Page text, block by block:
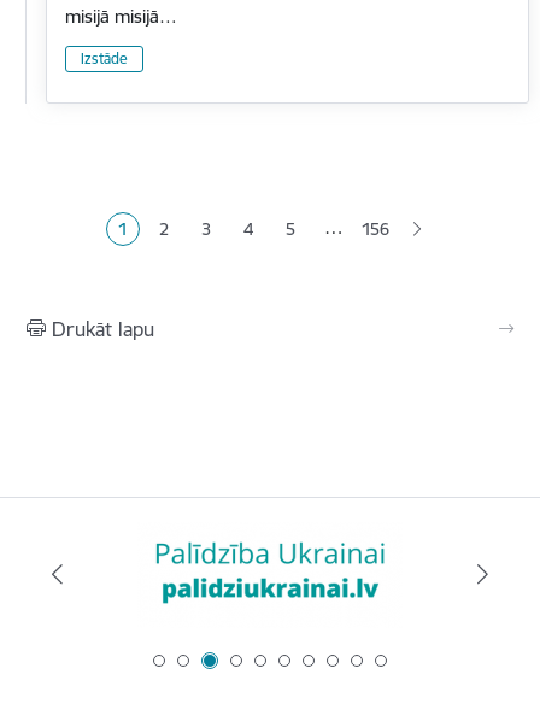
misijā misijā…
Izstāde
Pašreizējā lapa
1 Lapa
2 Lapa
3 Lapa
4 Lapa
5 … 156
Drukāt lapu